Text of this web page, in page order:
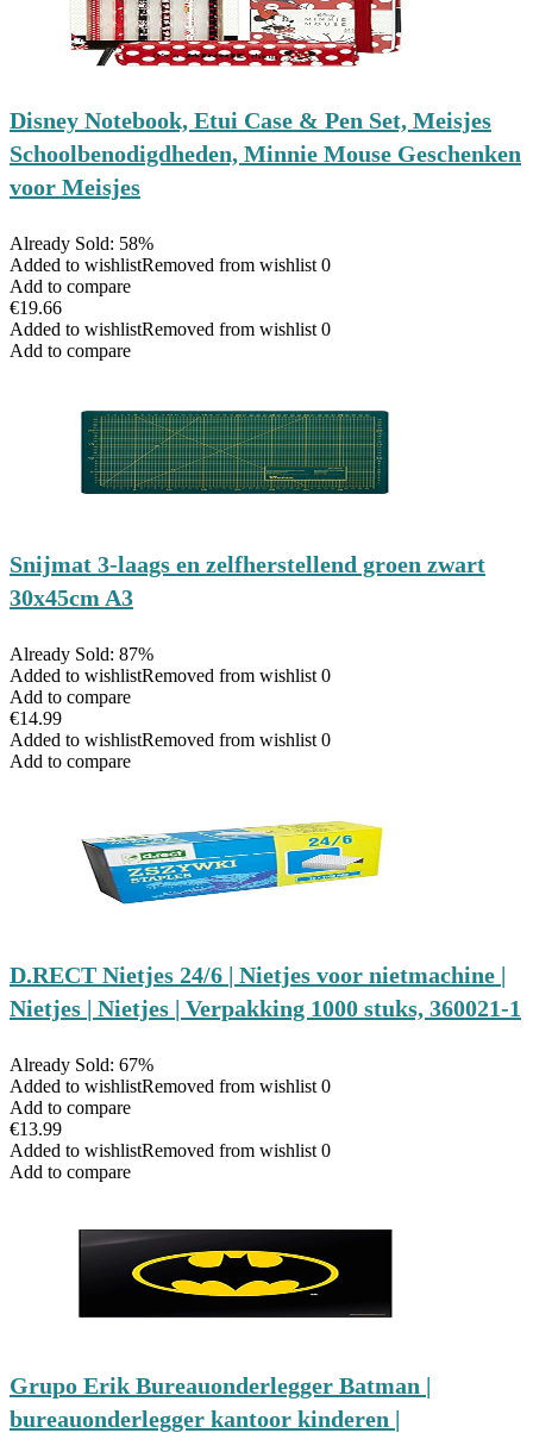
Disney Notebook, Etui Case & Pen Set, Meisjes
Schoolbenodigdheden, Minnie Mouse Geschenken
voor Meisjes
Already Sold: 58%
Added to wishlistRemoved from wishlist 0
Add to compare
€19.66
Added to wishlistRemoved from wishlist 0
Add to compare
Snijmat 3-laags en zelfherstellend groen zwart
30x45cm A3
Already Sold: 87%
Added to wishlistRemoved from wishlist 0
Add to compare
€14.99
Added to wishlistRemoved from wishlist 0
Add to compare
D.RECT Nietjes 24/6 | Nietjes voor nietmachine |
Nietjes | Nietjes | Verpakking 1000 stuks, 360021-1
Already Sold: 67%
Added to wishlistRemoved from wishlist 0
Add to compare
€13.99
Added to wishlistRemoved from wishlist 0
Add to compare
Grupo Erik Bureauonderlegger Batman |
bureauonderlegger kantoor kinderen |